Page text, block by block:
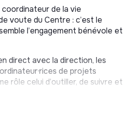
de la vie
voute du Centre : c’est le
l’engagement bénévole et
direct avec la direction, les
de projets
rôle celui d’outiller, de suivre et